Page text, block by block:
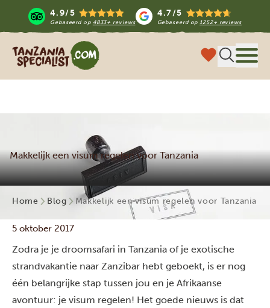
4.9/5
Gebaseerd op 4833+ reviews
4.7/5
Gebaseerd op1252+ reviews
Tanzania Specialist
Makkelijk een visum regelen voor Tanzania
Home Blog Makkelijk een visum regelen voor Tanzania
5 oktober 2017
Zodra je je droomsafari in Tanzania of je exotische
strandvakantie naar Zanzibar hebt geboekt, is er nog
één belangrijke stap tussen jou en je Afrikaanse
avontuur: je visum regelen! Het goede nieuws is dat